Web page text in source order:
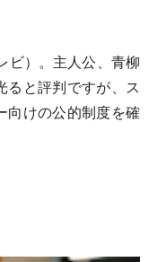
ビ）。主人公、青柳
ると評判ですが、ス
向けの公的制度を確